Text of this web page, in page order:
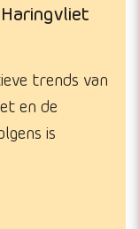
trends van
en de
is